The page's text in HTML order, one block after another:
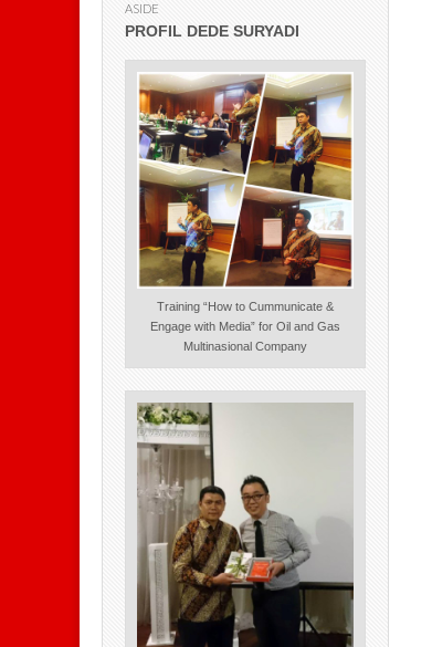
ASIDE
PROFIL DEDE SURYADI
Training “How to Cummunicate &
Engage with Media” for Oil and Gas
Multinasional Company